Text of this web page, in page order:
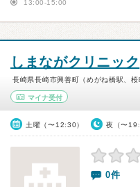
13:00-15:00
しまながクリニック
長崎県長崎市興善町（めがね橋駅、桜
マイナ受付
土曜（〜12:30） 夜（〜
0件